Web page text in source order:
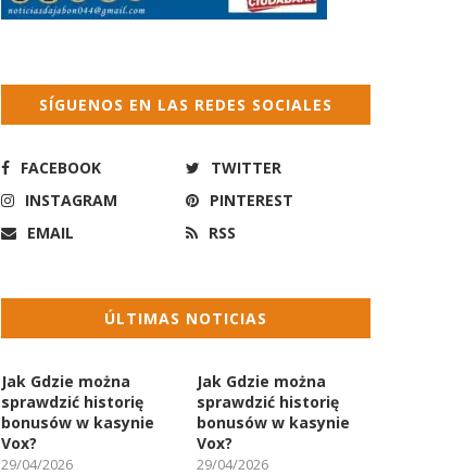
SÍGUENOS EN LAS REDES SOCIALES
FACEBOOK
TWITTER
INSTAGRAM
PINTEREST
EMAIL
RSS
ÚLTIMAS NOTICIAS
Jak Gdzie można
sprawdzić historię
bonusów w kasynie
Vox?
29/04/2026
Jak Gdzie można
sprawdzić historię
bonusów w kasynie
Vox?
29/04/2026